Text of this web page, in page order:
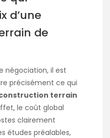
d’une
de
négociation, il est
précisément ce qui
terrain
le coût global
clairement
études préalables,